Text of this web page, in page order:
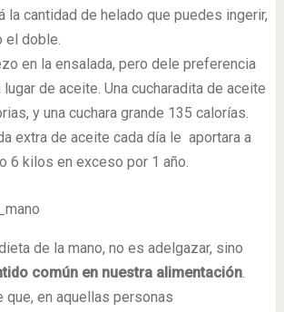
la cantidad de helado que puedes ingerir,
el doble.
en la ensalada, pero dele preferencia
de aceite. Una cucharadita de aceite
y una cuchara grande 135 calorías.
extra de aceite cada día le aportara a
6 kilos en exceso por 1 año.
de la mano, no es adelgazar, sino
común en nuestra alimentación.
que, en aquellas personas